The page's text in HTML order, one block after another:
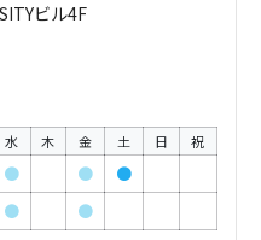
ビル4F
水 木 金 土 日 祝
● ●
●
● ●